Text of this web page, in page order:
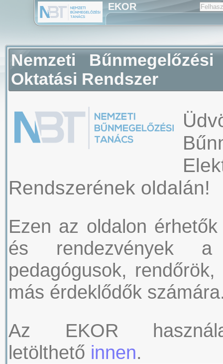
EKOR
Nemzeti
Oktatási Rendszer
Rendszerének oldalán!
Ezen az oldalon
és rendezvények a
pedagógusok,
más érdeklődők
Az EKOR
letölthető innen.